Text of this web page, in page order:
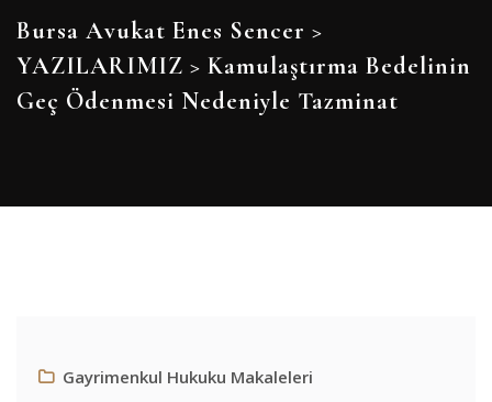
Bursa Avukat Enes Sencer >
YAZILARIMIZ > Kamulaştırma Bedelinin
Geç Ödenmesi Nedeniyle Tazminat
Gayrimenkul Hukuku Makaleleri